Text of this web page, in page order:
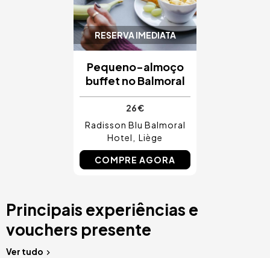
RESERVA IMEDIATA
Pequeno-almoço
buffet no Balmoral
26 €
Radisson Blu Balmoral
Hotel
Liège
COMPRE AGORA
Principais experiências e
vouchers presente
Ver tudo